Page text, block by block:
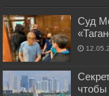
Суд
чтобы